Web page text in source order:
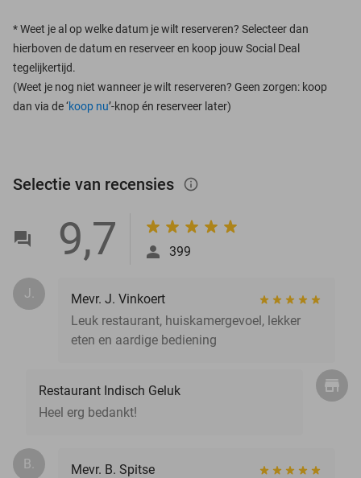
*Weet je al op welke datum je wilt reserveren? Selecteer dan
hierboven de datum en reserveer en koop jouw Social Deal
tegelijkertijd.
(Weet je nog niet wanneer je wilt reserveren? Geen zorgen: koop
dan via de ‘koop nu’-knop én reserveer later)
Selectie van recensies info_outlined
9,7 399
J.
Mevr. J. Vinkoert
Leuk restaurant, huiskamergevoel, lekker
eten en aardige bediening
Restaurant Indisch Geluk
Heel erg bedankt!
B.
Mevr. B. Spitse